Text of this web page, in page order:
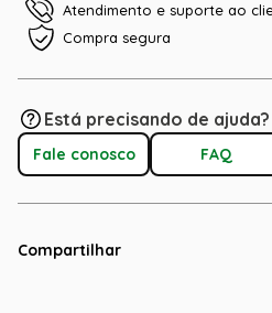
Atendimento e suporte ao
Compra segura
Está precisando de ajuda?
Fale conosco FAQ
Compartilhar